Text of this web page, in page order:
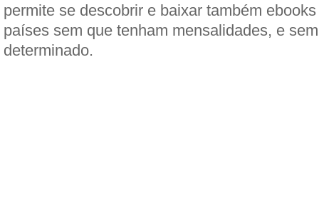
permite se descobrir e baixar também
países sem que tenham mensalidades, e
determinado.